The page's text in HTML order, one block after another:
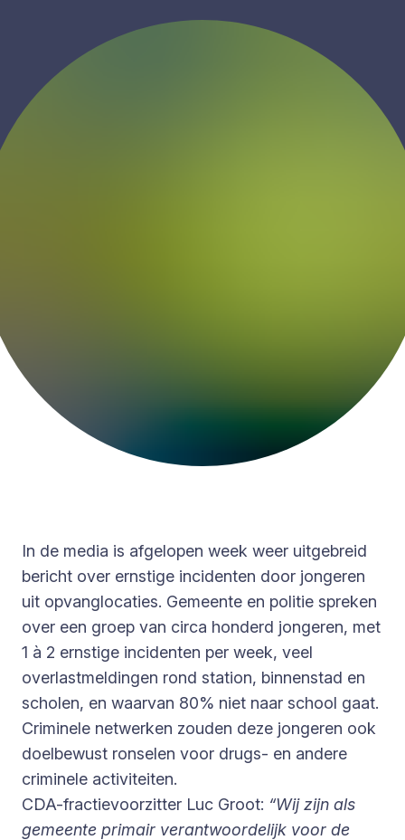
In de media is afgelopen week weer uitgebreid
bericht over ernstige incidenten door jongeren
uit opvanglocaties. Gemeente en politie spreken
over een groep van circa honderd jongeren, met
1 à 2 ernstige incidenten per week, veel
overlastmeldingen rond station, binnenstad en
scholen, en waarvan 80% niet naar school gaat.
Criminele netwerken zouden deze jongeren ook
doelbewust ronselen voor drugs- en andere
criminele activiteiten.
CDA-fractievoorzitter Luc Groot: “Wij zijn als
gemeente primair verantwoordelijk voor de